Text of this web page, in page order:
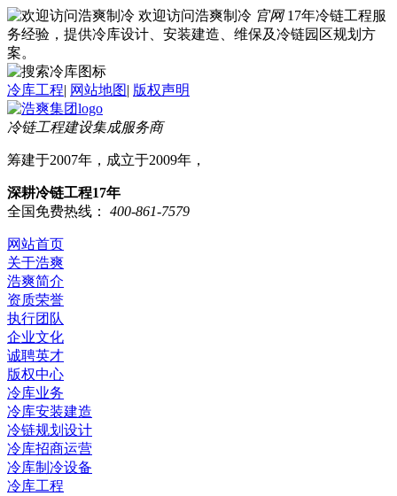
欢迎访问浩爽制冷 官网 17年冷链工程服
务经验，提供冷库设计、安装建造、维保及冷链园区规划方
案。
冷库工程| 网站地图| 版权声明
冷链工程建设集成服务商
筹建于2007年，成立于2009年，
深耕冷链工程17年
全国免费热线：
400-861-7579
网站首页
关于浩爽
浩爽简介
资质荣誉
执行团队
企业文化
诚聘英才
版权中心
冷库业务
冷库安装建造
冷链规划设计
冷库招商运营
冷库制冷设备
冷库工程